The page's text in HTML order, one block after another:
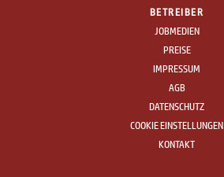
BETREIBER
JOBMEDIEN
PREISE
IMPRESSUM
AGB
DATENSCHUTZ
COOKIE EINSTELLUNGEN
KONTAKT